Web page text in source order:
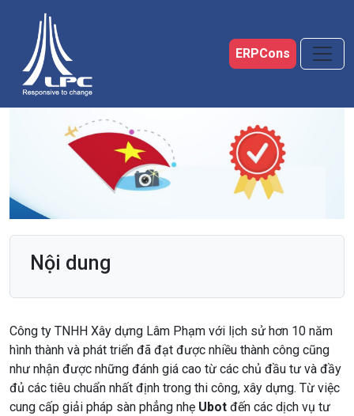
ERPCons
Nội dung
Công ty TNHH Xây dựng Lâm Phạm với lịch sử hơn 10 năm
hình thành và phát triển đã đạt được nhiều thành công cũng
như nhận được những đánh giá cao từ các chủ đầu tư và đầy
đủ các tiêu chuẩn nhất định trong thi công, xây dựng. Từ việc
cung cấp giải pháp sàn phẳng nhẹ Ubot đến các dịch vụ tư